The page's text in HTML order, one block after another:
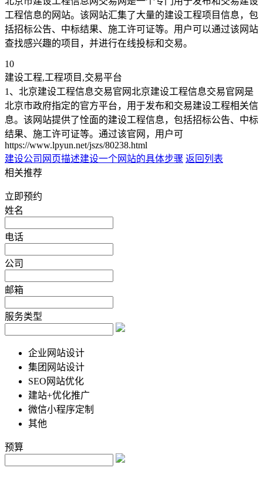
工程信息的网站。该网站汇集了大量的建设工程项目信息，包
括招标公告、中标结果、施工许可证等。用户可以通过该网站
查找感兴趣的项目，并进行在线投标和交易。
10
建设工程,工程项目,交易平台
1、北京建设工程信息交易官网北京建设工程信息交易官网是
北京市政府指定的官方平台，用于发布和交易建设工程相关信
息。该网站提供了恮面的建设工程信息，包括招标公告、中标
结果、施工许可证等。通过该官网，用户可
https://www.lpyun.net/jszs/80238.html
建设公司网页描述建设一个网站的具体步骤 返回列表
相关推荐
立即预约
姓名
电话
公司
邮箱
服务类型
企业网站设计
集团网站设计
SEO网站优化
建站+优化推广
微信小程序定制
其他
预算